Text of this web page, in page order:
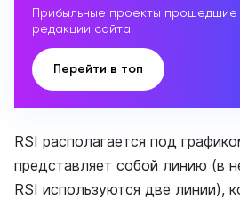
Прибыльные проекты прошедшие
редакции сайта
Перейти в топ
RSI располагается под
представляет собой линию (в
RSI используются две линии),